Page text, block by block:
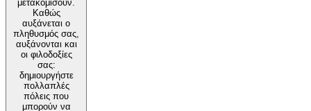
μετακομίσουν.
Καθώς
αυξάνεται ο
πληθυσμός σας,
αυξάνονται και
οι φιλοδοξίες
σας:
δημιουργήστε
πολλαπλές
πόλεις που
μπορούν να